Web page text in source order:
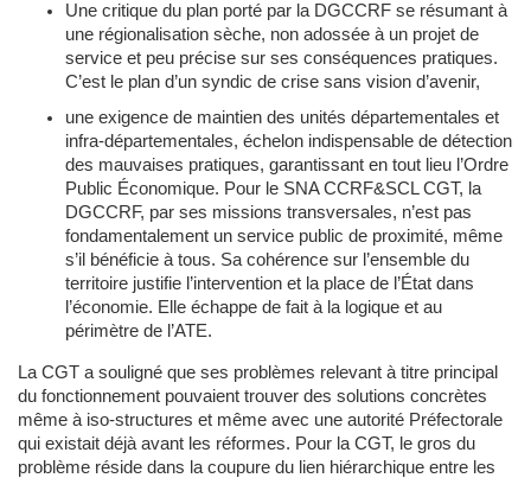
Une critique du plan porté par la DGCCRF se résumant à
une régionalisation sèche, non adossée à un projet de
service et peu précise sur ses conséquences pratiques.
C’est le plan d’un syndic de crise sans vision d’avenir,
une exigence de maintien des unités départementales et
infra-départementales, échelon indispensable de détection
des mauvaises pratiques, garantissant en tout lieu l’Ordre
Public Économique. Pour le SNA CCRF&SCL CGT, la
DGCCRF, par ses missions transversales, n’est pas
fondamentalement un service public de proximité, même
s’il bénéficie à tous. Sa cohérence sur l’ensemble du
territoire justifie l’intervention et la place de l’État dans
l’économie. Elle échappe de fait à la logique et au
périmètre de l’ATE.
La CGT a souligné que ses problèmes relevant à titre principal
du fonctionnement pouvaient trouver des solutions concrètes
même à iso-structures et même avec une autorité Préfectorale
qui existait déjà avant les réformes. Pour la CGT, le gros du
problème réside dans la coupure du lien hiérarchique entre les